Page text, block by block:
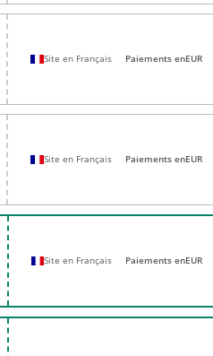
Site en Français Paiements enEUR
Site en Français Paiements enEUR
Site en Français Paiements enEUR